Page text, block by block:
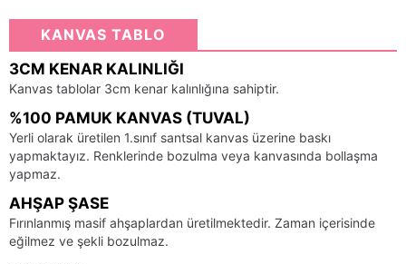
KANVAS TABLO
3CM KENAR KALINLIĞI
Kanvas tablolar 3cm kenar kalınlığına sahiptir.
%100 PAMUK KANVAS (TUVAL)
Yerli olarak üretilen 1.sınıf santsal kanvas üzerine baskı
yapmaktayız. Renklerinde bozulma veya kanvasında bollaşma
yapmaz.
AHŞAP ŞASE
Fırınlanmış masif ahşaplardan üretilmektedir. Zaman içerisinde
eğilmez ve şekli bozulmaz.